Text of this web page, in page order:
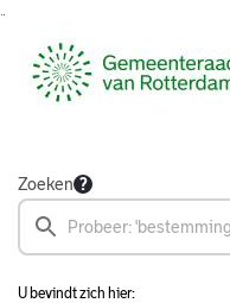
Zoeken
U bevindt zich hier: